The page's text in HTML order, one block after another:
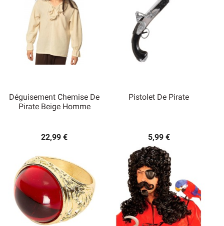
Déguisement Chemise De
Pirate Beige Homme
22,99 €
Pistolet De Pirate
5,99 €